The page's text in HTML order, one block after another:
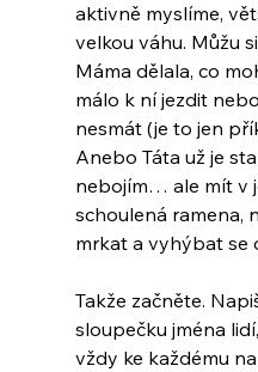
aktivně myslíme,
velkou váhu. Můžu
Máma dělala, co
málo k ní jezdit
nesmát (je to jen
Anebo Táta už je
nebojím… ale mít v
schoulená ramena,
mrkat a vyhýbat se
Takže začněte.
sloupečku jména
vždy ke každému